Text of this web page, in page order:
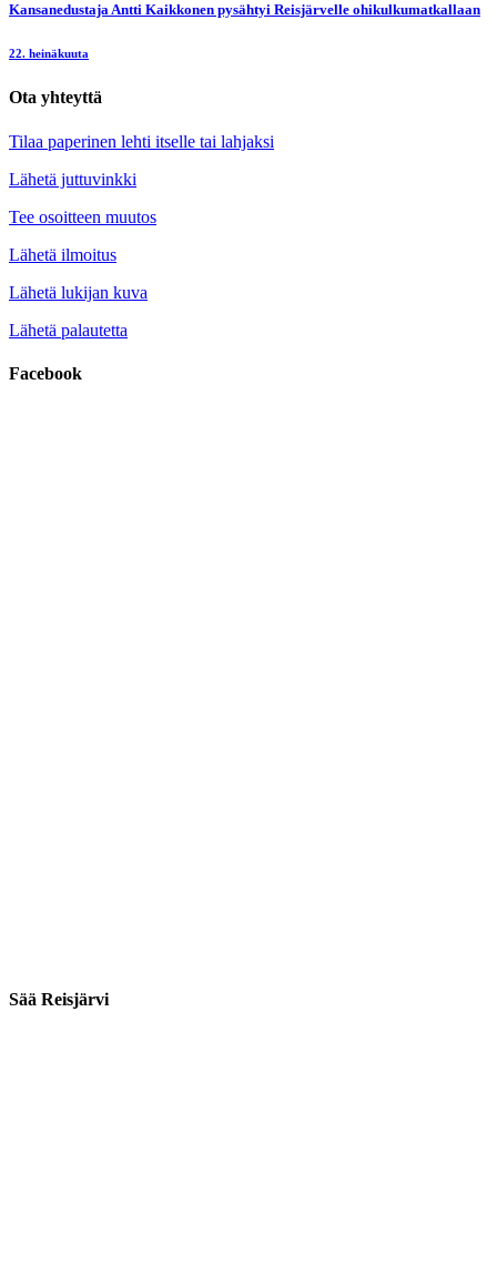
Kansanedustaja Antti Kaikkonen pysähtyi Reisjärvelle ohikulkumatkallaan
22. heinäkuuta
Ota yhteyttä
Tilaa paperinen lehti itselle tai lahjaksi
Lähetä juttuvinkki
Tee osoitteen muutos
Lähetä ilmoitus
Lähetä lukijan kuva
Lähetä palautetta
Facebook
Sää Reisjärvi